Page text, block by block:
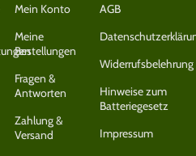
Mein Konto
Meine
Bestellungen
Fragen &
Antworten
Zahlung &
Versand
AGB
Widerrufsbelehrung
Hinweise zum
Batteriegesetz
Impressum